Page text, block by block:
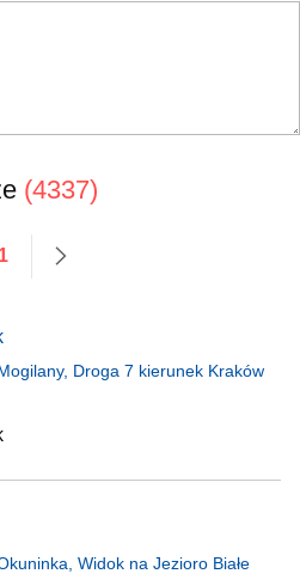
(4337)
1
Droga 7 kierunek Kraków
Widok na Jezioro Białe